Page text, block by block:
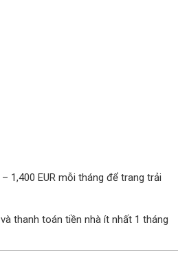
1,400 EUR mỗi tháng để trang trải
thanh toán tiền nhà ít nhất 1 tháng